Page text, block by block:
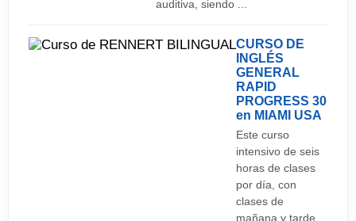
en todos los bares y discotecas, y tened cuidado
con vuestro comportamiento, si los de seguridad
tienen que echaros del sitio, os aseguramos que
auditiva, siendo ...
CURSO DE
INGLÉS
GENERAL
RAPID
PROGRESS 30
en MIAMI USA
Este curso
intensivo de seis
horas de clases
por día, con
clases de
mañana y tarde,